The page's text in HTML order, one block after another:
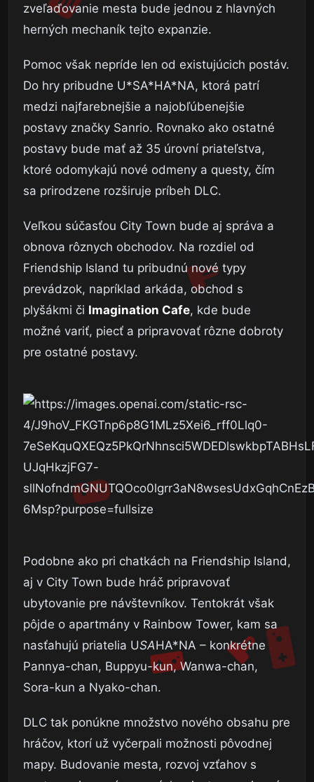
zveľaďovanie mesta bude jednou z hlavných
herných mechaník tejto expanzie.
Pomoc však nepríde len od existujúcich postáv.
Do hry pribudne U*SA*HA*NA, ktorá patrí
medzi najfarebnejšie a najobľúbenejšie
postavy značky Sanrio. Rovnako ako ostatné
postavy bude mať až 35 úrovní priateľstva,
ktoré odomykajú nové odmeny a questy, čím
sa prirodzene rozširuje príbeh DLC.
Veľkou súčasťou City Town bude aj správa a
obnova rôznych obchodov. Na rozdiel od
Friendship Island tu pribudnú nové typy
prevádzok, napríklad arkáda, obchod s
plyšákmi či Imagination Cafe, kde bude
možné variť, piecť a pripravovať rôzne dobroty
pre ostatné postavy.
Podobne ako pri chatkách na Friendship Island,
aj v City Town bude hráč pripravovať
ubytovanie pre návštevníkov. Tentokrát však
pôjde o apartmány v Rainbow Tower, kam sa
nasťahujú priatelia USAHA*NA – konkrétne
Pannya-chan, Buppyu-kun, Wanwa-chan,
Sora-kun a Nyako-chan.
DLC tak ponúkne množstvo nového obsahu pre
hráčov, ktorí už vyčerpali možnosti pôvodnej
mapy. Budovanie mesta, rozvoj vzťahov s